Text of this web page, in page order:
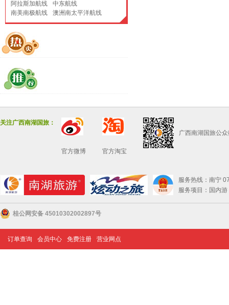
阿拉斯加航线
中东航线
南美南极航线
澳洲南太平洋航线
关注广西南湖国旅：
官方微博 官方淘宝
广西南湖国旅公
服务热线：南宁
服务项目：国内
桂公网安备 45010302002897号
订单查询 会员中心 免费注册 营业网点